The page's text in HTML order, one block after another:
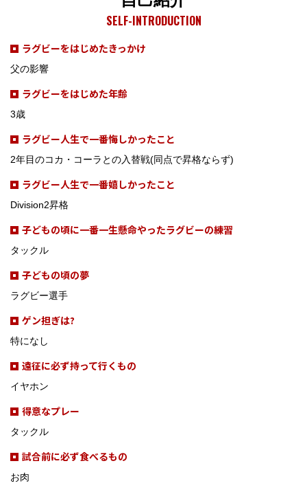
SELF-INTRODUCTION
ラグビーをはじめたきっかけ
父の影響
ラグビーをはじめた年齢
3歳
ラグビー人生で一番悔しかったこと
2年目のコカ・コーラとの入替戦(同点で昇格ならず)
ラグビー人生で一番嬉しかったこと
Division2昇格
子どもの頃に一番一生懸命やったラグビーの練習
タックル
子どもの頃の夢
ラグビー選手
ゲン担ぎは?
特になし
遠征に必ず持って行くもの
イヤホン
得意なプレー
タックル
試合前に必ず食べるもの
お肉